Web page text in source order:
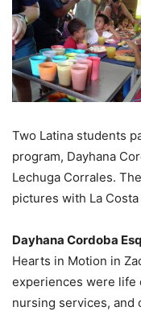
Two Latina students
program, Dayhana
Lechuga Corrales.
pictures with La
Dayhana Cordoba
Hearts in Motion in
experiences were life
nursing services, and